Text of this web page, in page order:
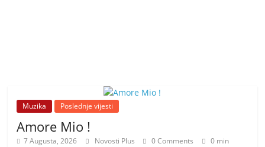
Muzika Poslednje vijesti
Amore Mio !
7 Augusta, 2026 Novosti Plus 0 Comments
0 min